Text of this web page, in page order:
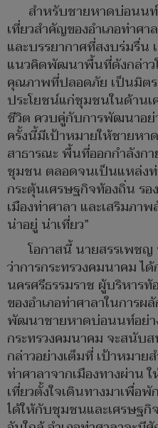
สำหรับชายหาดบ่อนน
เที่ยวสำคัญของอำเภอท่าศ
และบรรยากาศที่สงบร่มรื่น
แนวคิดพัฒนาพื้นที่ดังกล่าว
คุณภาพที่ปลอดภัย เป็นมิตร
ประโยชน์แก่ชุมชนในด้าน
ชีวิต ควบคู่กับการพัฒนาอย่
ครั้งนี้มีเป้าหมายให้ชายห
สาธารณะ พื้นที่ออกกำลังก
ชุมชน ตลอดจนเป็นแหล่งท่
กระตุ้นเศรษฐกิจท้องถิ่น รอ
เมืองท่าศาลา และเสริมภา
น่าอยู่ น่าเที่ยว”
โอกาสนี้ นายสรรเพ
ว่าการกระทรวงคมนาคม ไ
นครศรีธรรมราช ผู้บริหาร
ของอำเภอท่าศาลาในการ
พัฒนาชายหาดบ่อนนท์อย่า
กระทรวงคมนาคม จะสนับ
กล่าวอย่างเต็มที่ เป้าหมาย
ท่าศาลาจากเมืองทางผ่าน
เที่ยวตั้งใจเดินทางมาเพื่อ
ได้ให้กับชุมชนและเศรษฐ